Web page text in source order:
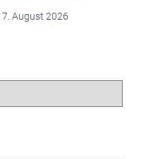
7. August 2026